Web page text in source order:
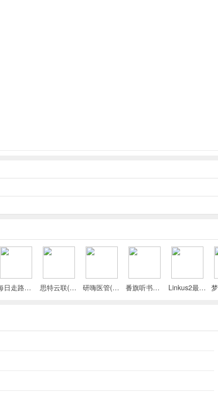
每日走路计步(运动健康记录) 思特云联(视频监控应用) 研嗨医管(医院管理平台) 番旗听书免费畅听(听书软件) Linkus2最新手机版